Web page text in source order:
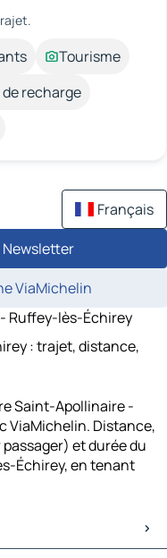
Tourisme
recharge
Français
ViaMichelin
Ruffey-lès-Échirey
: trajet, distance,
Saint-Apollinaire -
ViaMichelin. Distance,
et durée du
Échirey, en tenant